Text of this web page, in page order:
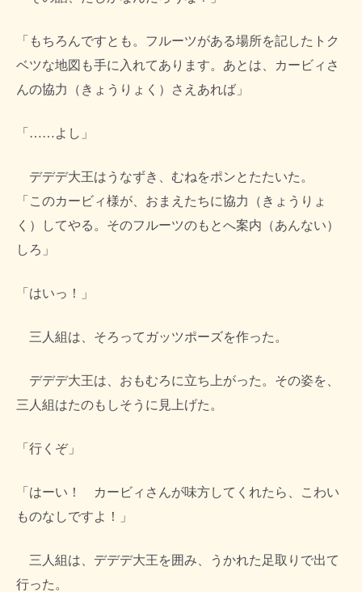
「もちろんですとも。フルーツがある場所を記したトク
ベツな地図も手に入れてあります。あとは、カービィさ
んの協力（きょうりょく）さえあれば」
「……よし」
デデデ大王はうなずき、むねをポンとたたいた。
「このカービィ様が、おまえたちに協力（きょうりょ
く）してやる。そのフルーツのもとへ案内（あんない）
しろ」
「はいっ！」
三人組は、そろってガッツポーズを作った。
デデデ大王は、おもむろに立ち上がった。その姿を、
三人組はたのもしそうに見上げた。
「行くぞ」
「はーい！ カービィさんが味方してくれたら、こわい
ものなしですよ！」
三人組は、デデデ大王を囲み、うかれた足取りで出て
行った。